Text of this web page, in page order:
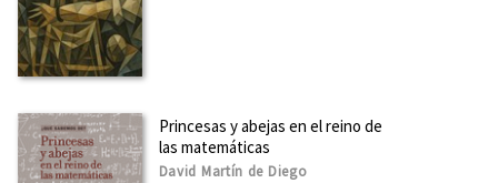
Princesas y abejas en el reino de
las matemáticas
David Martín de Diego